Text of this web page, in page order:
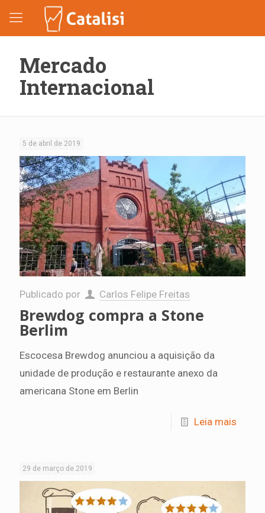
Mercado
Internacional
5 de abril de 2019
Publicado por Carlos Felipe Freitas
Brewdog compra a Stone
Berlim
Escocesa Brewdog anunciou a aquisição da
unidade de produção e restaurante anexo da
americana Stone em Berlin
Leia mais
29 de março de 2019